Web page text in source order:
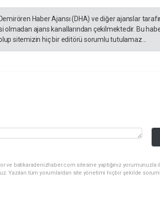
Haber Ajansı (DHA) ve diğer ajanslar
ajans kanallarından çekilmektedir. Bu
sitemizin hiç bir editörü sorumlu tutulamaz...
ve batikaradenizhaber.com sitesine yaptığınız yorumunuzla
Yazılan tüm yorumlardan site yönetimi hiçbir şekilde